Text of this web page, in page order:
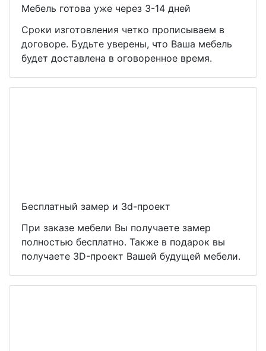
Мебель готова уже через 3-14 дней
Сроки изготовления четко прописываем в
договоре. Будьте уверены, что Ваша мебель
будет доставлена в оговоренное время.
Бесплатный замер и 3d-проект
При заказе мебели Вы получаете замер
полностью бесплатно. Также в подарок вы
получаете 3D-проект Вашей будущей мебели.